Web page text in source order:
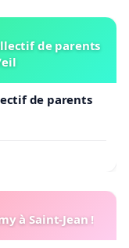
de parents
de parents
à Saint-Jean !